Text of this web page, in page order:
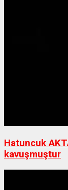
Hatuncuk
kavuşmuştur